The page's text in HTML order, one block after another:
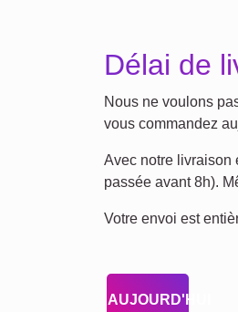
Délai de
Nous ne voulons
vous commandez
Avec notre livraison
passée avant 8h).
Votre envoi est
AUJOURD'HUI